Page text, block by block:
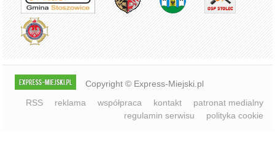
Copyright © Express-Miejski.pl
RSS
reklama współpraca kontakt
patronat medialny
regulamin serwisu
polityka cookie